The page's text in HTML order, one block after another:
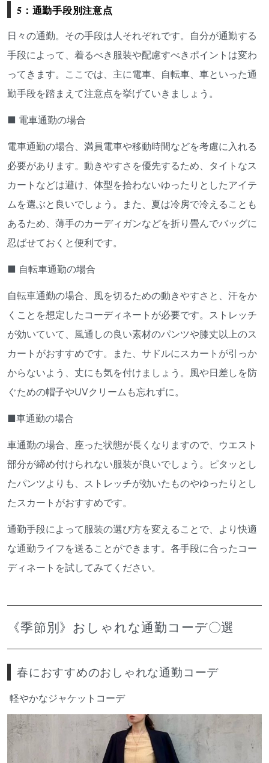
5：通勤手段別注意点
日々の通勤。その手段は人それぞれです。自分が通勤する
手段によって、着るべき服装や配慮すべきポイントは変わ
ってきます。ここでは、主に電車、自転車、車といった通
勤手段を踏まえて注意点を挙げていきましょう。
■ 電車通勤の場合
電車通勤の場合、満員電車や移動時間などを考慮に入れる
必要があります。動きやすさを優先するため、タイトなス
カートなどは避け、体型を拾わないゆったりとしたアイテ
ムを選ぶと良いでしょう。また、夏は冷房で冷えることも
あるため、薄手のカーディガンなどを折り畳んでバッグに
忍ばせておくと便利です。
■ 自転車通勤の場合
自転車通勤の場合、風を切るための動きやすさと、汗をか
くことを想定したコーディネートが必要です。ストレッチ
が効いていて、風通しの良い素材のパンツや膝丈以上のス
カートがおすすめです。また、サドルにスカートが引っか
からないよう、丈にも気を付けましょう。風や日差しを防
ぐための帽子やUVクリームも忘れずに。
■車通勤の場合
車通勤の場合、座った状態が長くなりますので、ウエスト
部分が締め付けられない服装が良いでしょう。ピタッとし
たパンツよりも、ストレッチが効いたものやゆったりとし
たスカートがおすすめです。
通勤手段によって服装の選び方を変えることで、より快適
な通勤ライフを送ることができます。各手段に合ったコー
ディネートを試してみてください。
《季節別》おしゃれな通勤コーデ〇選
春におすすめのおしゃれな通勤コーデ
軽やかなジャケットコーデ